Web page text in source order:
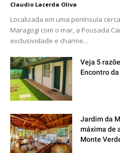
Claudio Lacerda Oliva
Localizada em uma península
Maragogi com o mar, a Pousada
exclusividade e charme...
Veja 5
Encontro
Jardim da
máxima de
Monte